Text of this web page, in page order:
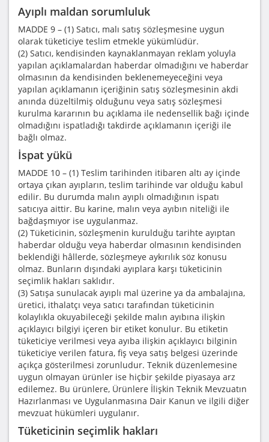
Ayıplı maldan sorumluluk
MADDE 9 – (1) Satıcı, malı satış sözleşmesine uygun
olarak tüketiciye teslim etmekle yükümlüdür.
(2) Satıcı, kendisinden kaynaklanmayan reklam yoluyla
yapılan açıklamalardan haberdar olmadığını ve haberdar
olmasının da kendisinden beklenemeyeceğini veya
yapılan açıklamanın içeriğinin satış sözleşmesinin akdi
anında düzeltilmiş olduğunu veya satış sözleşmesi
kurulma kararının bu açıklama ile nedensellik bağı içinde
olmadığını ispatladığı takdirde açıklamanın içeriği ile
bağlı olmaz.
İspat yükü
MADDE 10 – (1) Teslim tarihinden itibaren altı ay içinde
ortaya çıkan ayıpların, teslim tarihinde var olduğu kabul
edilir. Bu durumda malın ayıplı olmadığının ispatı
satıcıya aittir. Bu karine, malın veya ayıbın niteliği ile
bağdaşmıyor ise uygulanmaz.
(2) Tüketicinin, sözleşmenin kurulduğu tarihte ayıptan
haberdar olduğu veya haberdar olmasının kendisinden
beklendiği hâllerde, sözleşmeye aykırılık söz konusu
olmaz. Bunların dışındaki ayıplara karşı tüketicinin
seçimlik hakları saklıdır.
(3) Satışa sunulacak ayıplı mal üzerine ya da ambalajına,
üretici, ithalatçı veya satıcı tarafından tüketicinin
kolaylıkla okuyabileceği şekilde malın ayıbına ilişkin
açıklayıcı bilgiyi içeren bir etiket konulur. Bu etiketin
tüketiciye verilmesi veya ayıba ilişkin açıklayıcı bilginin
tüketiciye verilen fatura, fiş veya satış belgesi üzerinde
açıkça gösterilmesi zorunludur. Teknik düzenlemesine
uygun olmayan ürünler ise hiçbir şekilde piyasaya arz
edilemez. Bu ürünlere, Ürünlere İlişkin Teknik Mevzuatın
Hazırlanması ve Uygulanmasına Dair Kanun ve ilgili diğer
mevzuat hükümleri uygulanır.
Tüketicinin seçimlik hakları